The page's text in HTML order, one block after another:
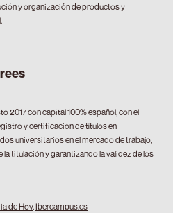
y organización de productos y
2017 con capital 100% español, con el
y certificación de títulos en
universitarios en el mercado de trabajo,
titulación y garantizando la validez de los
de Hoy,Ibercampus.es